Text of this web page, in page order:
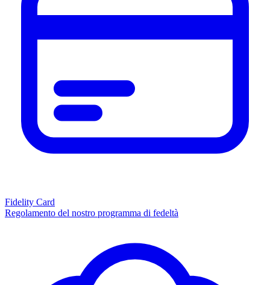
Fidelity Card
Regolamento del nostro programma di fedeltà